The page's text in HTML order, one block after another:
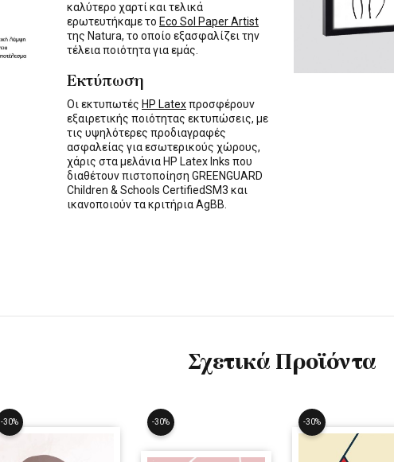
καλύτερο χαρτί και τελικά
ερωτευτήκαμε το Eco Sol Paper Artist
της Natura, το οποίο εξασφαλίζει την
τέλεια ποιότητα για εμάς.
Εκτύπωση
Οι εκτυπωτές HP Latexπροσφέρουν
εξαιρετικής ποιότητας εκτυπώσεις, με
τις υψηλότερες προδιαγραφές
ασφαλείας για εσωτερικούς χώρους,
χάρις στα μελάνια HP Latex Inks που
διαθέτουν πιστοποίηση GREENGUARD
Children & Schools CertifiedSM3 και
ικανοποιούν τα κριτήρια AgBB.
Σχετικά Προϊόντα
-30% -30% -30%